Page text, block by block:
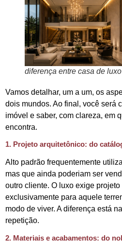
diferença entre casa de
Vamos detalhar, um a um, os
dois mundos. Ao final, você será
imóvel e saber, com clareza, em
encontra.
1. Projeto arquitetônico: do
Alto padrão frequentemente
mas que ainda poderiam ser
outro cliente. O luxo exige
exclusivamente para aquele
modo de viver. A diferença está
repetição.
2. Materiais e acabamentos: do